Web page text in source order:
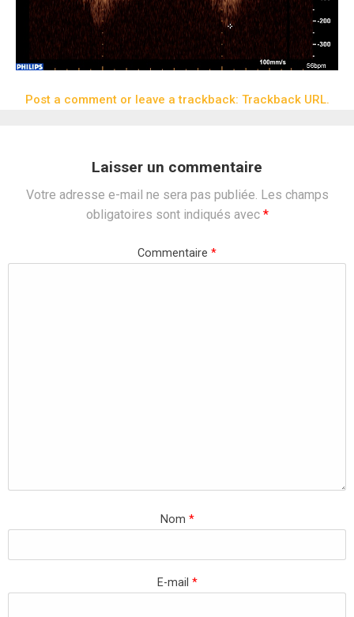
Post a commentor leave a trackback: Trackback URL.
Laisser un commentaire
Votre adresse e-mail ne sera pas publiée. Les champs
obligatoires sont indiqués avec *
Commentaire *
Nom *
E-mail *